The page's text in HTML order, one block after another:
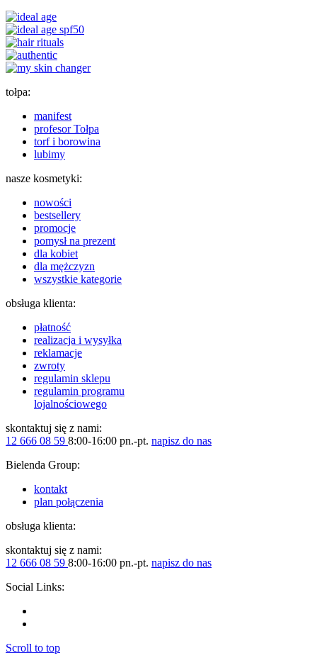
tołpa:
manifest
profesor Tołpa
torf i borowina
lubimy
nasze kosmetyki:
nowości
bestsellery
promocje
pomysł na prezent
dla kobiet
dla mężczyzn
wszystkie kategorie
obsługa klienta:
płatność
realizacja i wysyłka
reklamacje
zwroty
regulamin sklepu
regulamin programu
lojalnościowego
skontaktuj się z nami:
12 666 08 59 8:00-16:00 pn.-pt. napisz do nas
Bielenda Group:
kontakt
plan połączenia
obsługa klienta:
skontaktuj się z nami:
12 666 08 59 8:00-16:00 pn.-pt. napisz do nas
Social Links:
Scroll to top